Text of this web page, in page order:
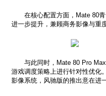
在核心配置方面，Mate 80
进一步提升，兼顾商务影像与重
与此同时，Mate 80 Pro
游戏调度策略上进行针对性优化
影像系统，风驰版的推出意在进